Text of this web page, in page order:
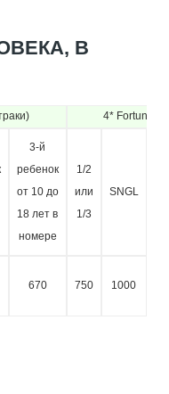
В
4* Fortuna
3-й
ребенок
от 10 до
18 лет в
номере
1/2
или
1/3
SNGL
670 750 1000